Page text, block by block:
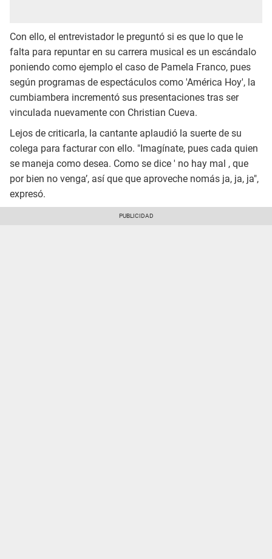
Con ello, el entrevistador le preguntó si es que lo que le
falta para repuntar en su carrera musical es un escándalo
poniendo como ejemplo el caso de Pamela Franco, pues
según programas de espectáculos como 'América Hoy', la
cumbiambera incrementó sus presentaciones tras ser
vinculada nuevamente con Christian Cueva.
Lejos de criticarla, la cantante aplaudió la suerte de su
colega para facturar con ello. "Imagínate, pues cada quien
se maneja como desea. Como se dice ' no hay mal , que
por bien no venga’, así que que aproveche nomás ja, ja, ja",
expresó.